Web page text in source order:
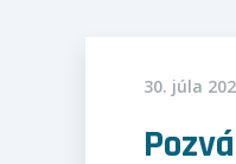
30. júla